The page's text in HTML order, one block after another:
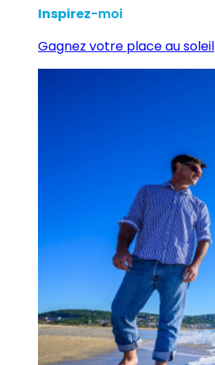
Inspirez-moi
Gagnez votre place au soleil